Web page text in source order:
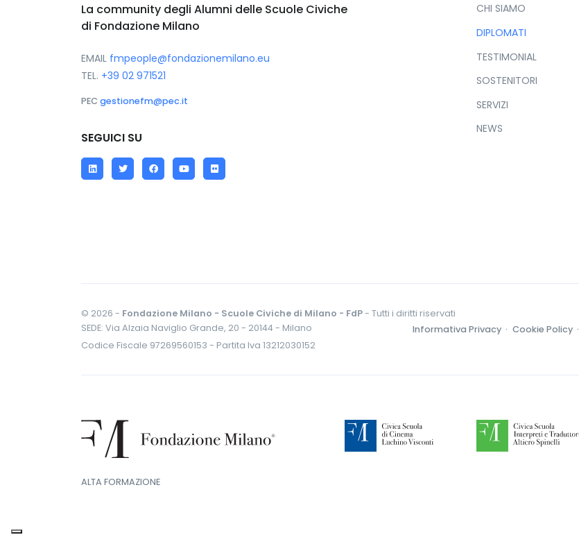
CHI SIAMO
DIPLOMATI
TESTIMONIAL
SOSTENITORI
SERVIZI
NEWS
La community degli Alumni delle Scuole Civiche
di Fondazione Milano
EMAIL fmpeople@fondazionemilano.eu
TEL. +39 02 971521
PEC gestionefm@pec.it
SEGUICI SU
LinkedInTwitterFacebookYouTube
Flickr
© 2026 - Fondazione Milano - Scuole Civiche di Milano - FdP- Tutti i diritti riservati
SEDE: Via Alzaia Naviglio Grande, 20 - 20144 - Milano
Codice Fiscale 97269560153 - Partita Iva 13212030152
Informativa Privacy · Cookie Policy ·
ALTA FORMAZIONE